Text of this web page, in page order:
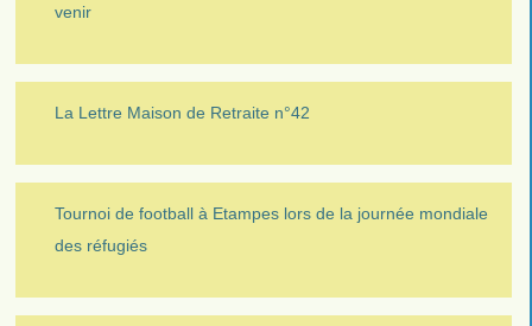
venir
La Lettre Maison de Retraite n°42
Tournoi de football à Etampes lors de la journée mondiale
des réfugiés